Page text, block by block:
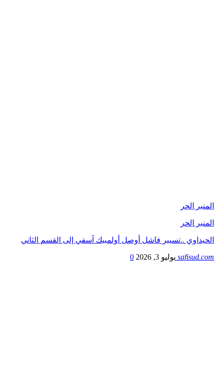
المنبر الحر
المنبر الحر
الحيداوي ..تسيير فاشل أوصل أولمبيك آسفي إلى القسم الثاني
safisud.com يوليو 3, 2026 0